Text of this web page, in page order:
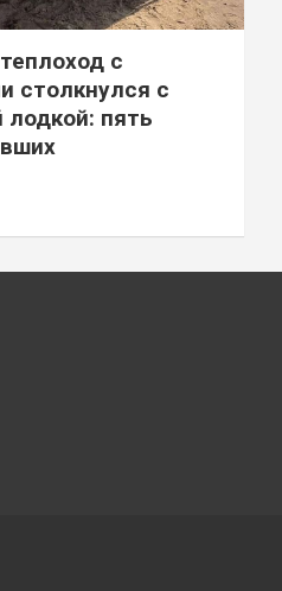
с
столкнулся с
лодкой: пять